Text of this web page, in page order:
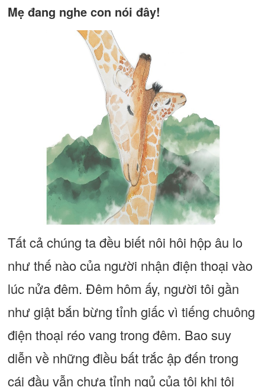
Mẹ đang nghe con nói đây!
Tất cả chúng ta đều biết nôi hôi hộp âu lo
như thế nào của người nhận điện thoại vào
lúc nửa đêm. Đêm hôm ấy, người tôi gần
như giật bắn bừng tỉnh giấc vì tiếng chuông
điện thoại réo vang trong đêm. Bao suy
diễn về những điều bất trắc ập đến trong
cái đầu vẫn chưa tỉnh ngủ của tôi khi tôi